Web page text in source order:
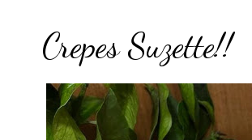
Crepes Suzette!!